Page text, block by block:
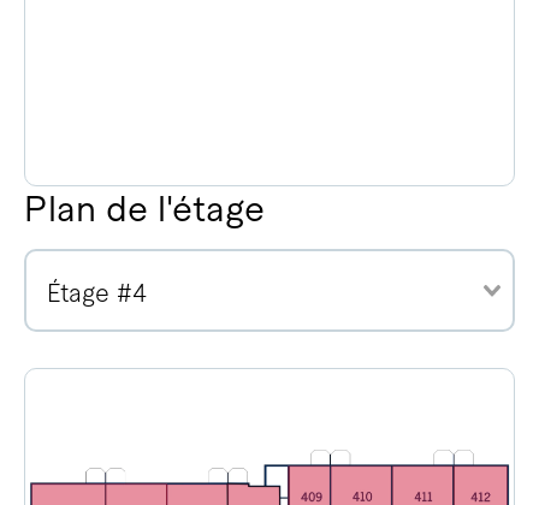
Plan de l'étage
Étage #4